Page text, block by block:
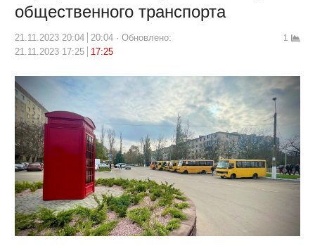
общественного транспорта
21.11.2023 20:04 20:04
Обновлено:
21.11.2023 17:25
17:25
1